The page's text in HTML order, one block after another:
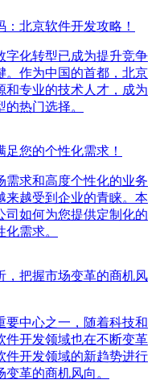
北京软件开发攻略！
字化转型已成为提升竞争
。作为中国的首都，北京
和专业的技术人才，成为
热门选择。
您的个性化需求！
需求和高度个性化的业务
来越受到企业的青睐。本
司如何为您提供定制化的
需求。
，把握市场变革的商机风
要中心之一，随着科技和
件开发领域也在不断变革
件开发领域的新趋势进行
革的商机风向。